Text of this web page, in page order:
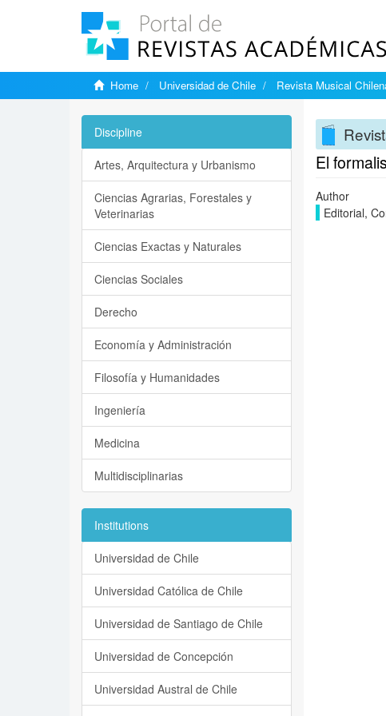
Home Universidad de Chile Revista Musical
El
Author
Editorial,
Discipline
Artes, Arquitectura y Urbanismo
Ciencias Agrarias, Forestales y
Veterinarias
Ciencias Exactas y Naturales
Ciencias Sociales
Derecho
Economía y Administración
Filosofía y Humanidades
Ingeniería
Medicina
Multidisciplinarias
Institutions
Universidad de Chile
Universidad Católica de Chile
Universidad de Santiago de Chile
Universidad de Concepción
Universidad Austral de Chile